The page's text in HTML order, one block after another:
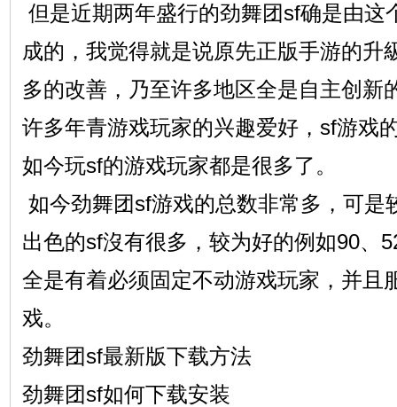
但是近期两年盛行的劲舞团sf确是由这
成的，我觉得就是说原先正版手游的升
多的改善，乃至许多地区全是自主创新
许多年青游戏玩家的兴趣爱好，sf游戏
如今玩sf的游戏玩家都是很多了。
如今劲舞团sf游戏的总数非常多，可是
出色的sf沒有很多，较为好的例如90、
全是有着必须固定不动游戏玩家，并且
戏。
劲舞团sf最新版下载方法
劲舞团sf如何下载安装